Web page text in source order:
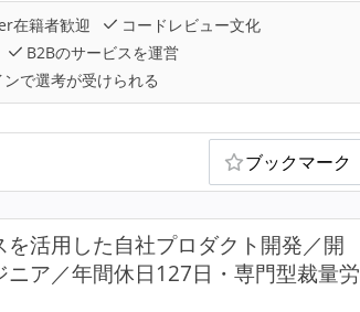
在籍者歓迎
コードレビュー文化
B2Bのサービスを運営
で選考が受けられる
ブックマーク
活用した自社プロダクト開発／開
ア／年間休日127日・専門型裁量労